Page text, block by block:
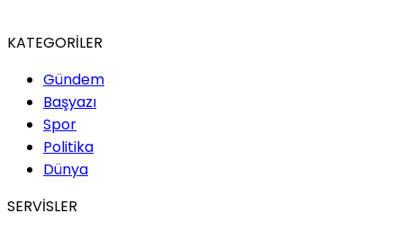
KATEGORİLER
Gündem
Başyazı
Spor
Politika
Dünya
SERVİSLER